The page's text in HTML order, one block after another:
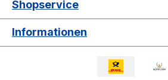
Shopservice
Informationen